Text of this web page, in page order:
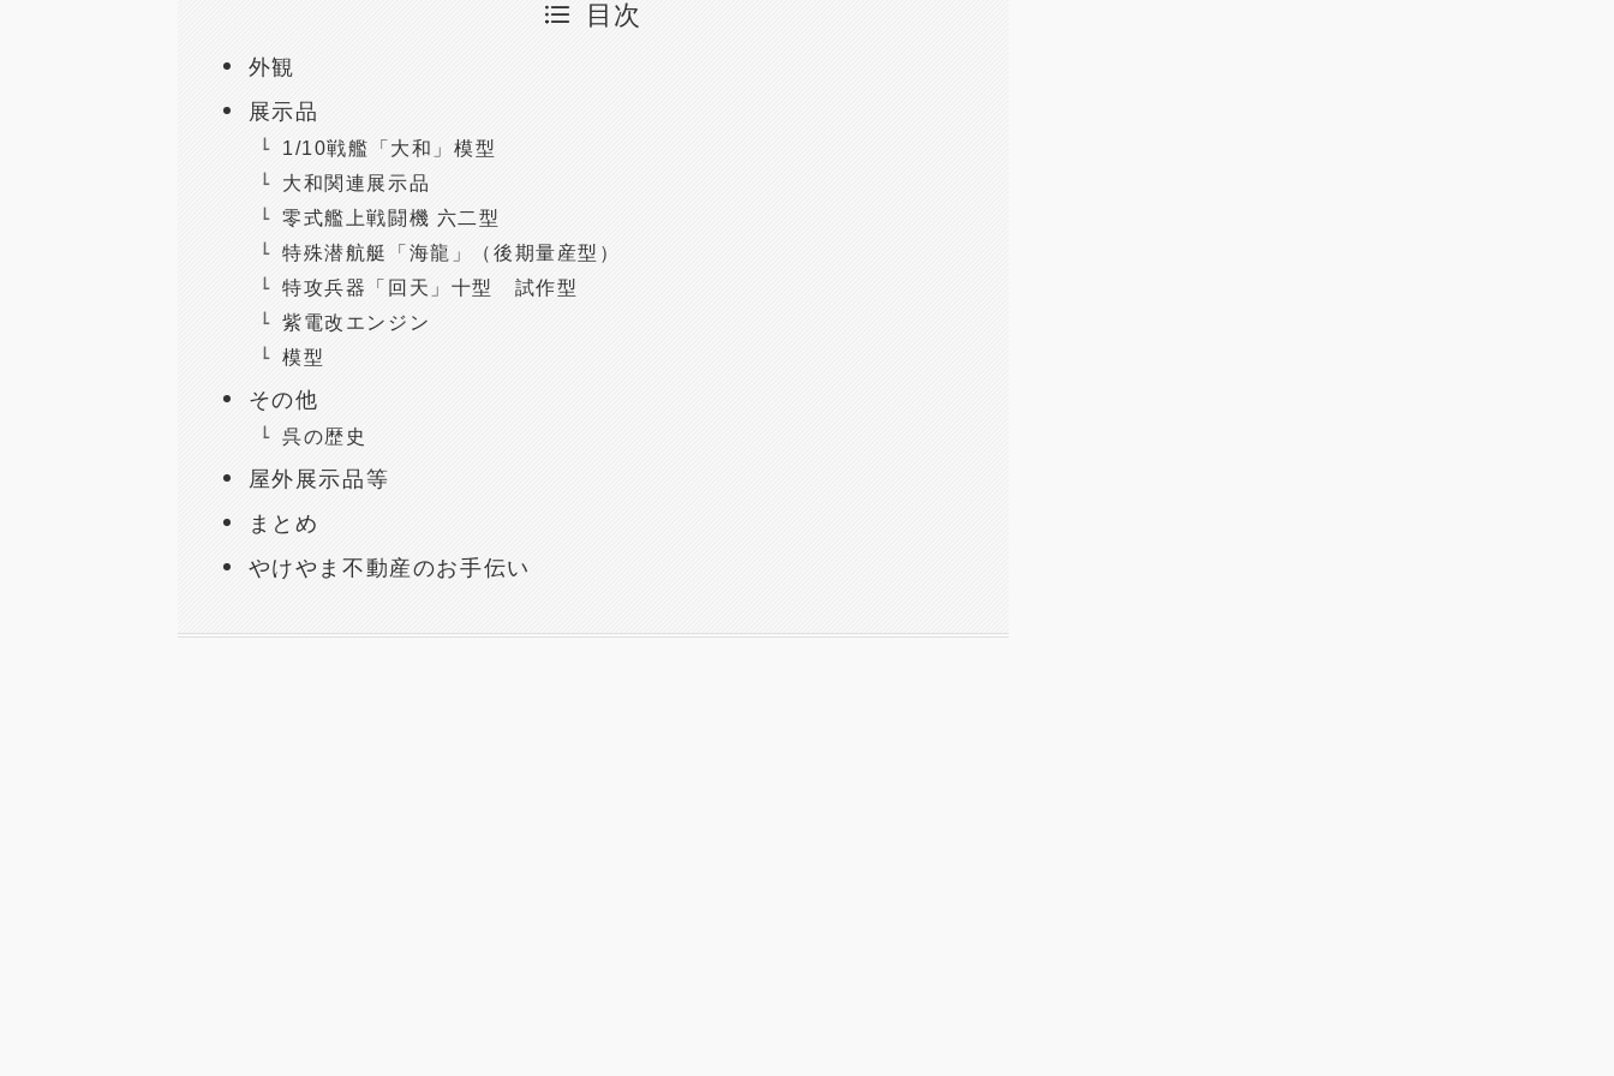
目次
外観
展示品
1/10戦艦「大和」模型
大和関連展示品
零式艦上戦闘機 六二型
特殊潜航艇「海龍」（後期量産型）
特攻兵器「回天」十型 試作型
紫電改エンジン
模型
その他
呉の歴史
屋外展示品等
まとめ
やけやま不動産のお手伝い